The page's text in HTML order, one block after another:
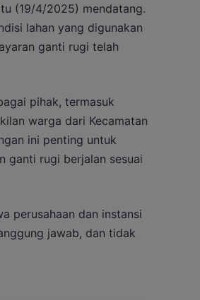
(19/4/2025) mendatang.
lahan yang digunakan
ganti rugi telah
pihak, termasuk
warga dari Kecamatan
ini penting untuk
ganti rugi berjalan sesuai
perusahaan dan instansi
jawab, dan tidak